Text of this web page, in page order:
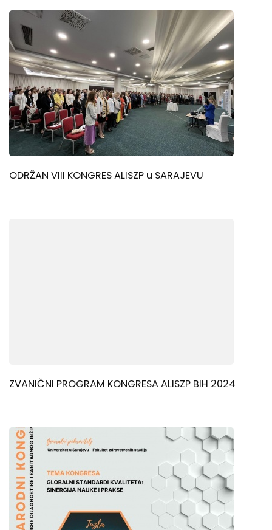
ODRŽAN VIII KONGRES ALISZP u SARAJEVU
ZVANIČNI PROGRAM KONGRESA ALISZP BIH 2024